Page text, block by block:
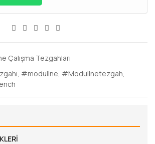
Çalışma Tezgahları
#moduline #Modulinetezgah